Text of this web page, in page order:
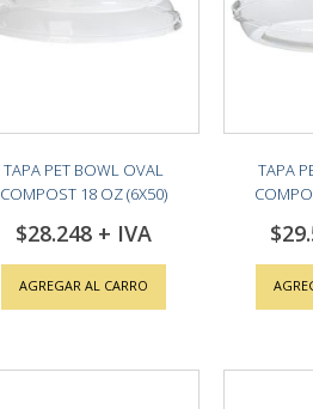
TAPA PET BOWL OVAL
COMPOST 18 OZ (6X50)
$28.248
AGREGAR AL CARRO
TAPA